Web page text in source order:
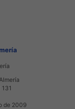
de 2009